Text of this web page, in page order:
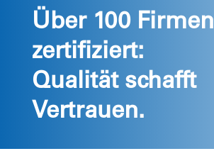
Über 100 Firmen
zertifiziert:
Qualität schafft
Vertrauen.